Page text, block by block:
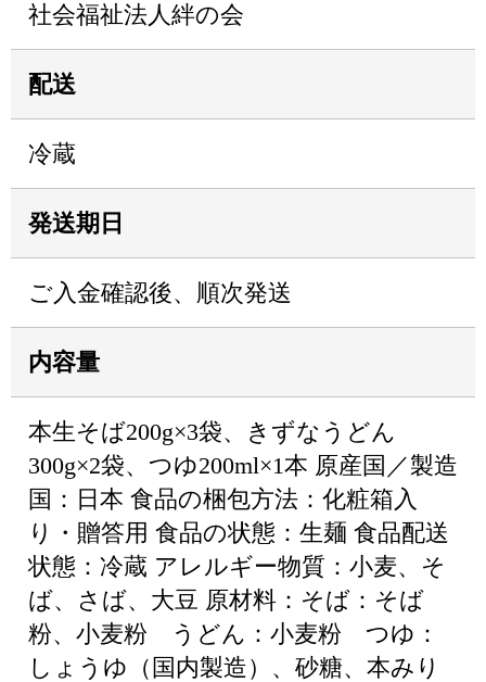
社会福祉法人絆の会
配送
冷蔵
発送期日
ご入金確認後、順次発送
内容量
本生そば200g×3袋、きずなうどん
300g×2袋、つゆ200ml×1本 原産国／製造
国：日本 食品の梱包方法：化粧箱入
り・贈答用 食品の状態：生麺 食品配送
状態：冷蔵 アレルギー物質：小麦、そ
ば、さば、大豆 原材料：そば：そば
粉、小麦粉 うどん：小麦粉 つゆ：
しょうゆ（国内製造）、砂糖、本みり